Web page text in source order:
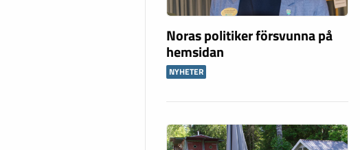
Noras politiker försvunna på
hemsidan
NYHETER